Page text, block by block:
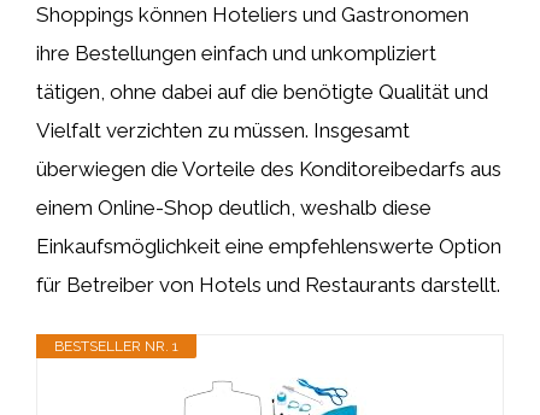
Shoppings können Hoteliers und Gastronomen
ihre Bestellungen einfach und unkompliziert
tätigen, ohne dabei auf die benötigte Qualität und
Vielfalt verzichten zu müssen. Insgesamt
überwiegen die Vorteile des Konditoreibedarfs aus
einem Online-Shop deutlich, weshalb diese
Einkaufsmöglichkeit eine empfehlenswerte Option
für Betreiber von Hotels und Restaurants darstellt.
BESTSELLER NR. 1